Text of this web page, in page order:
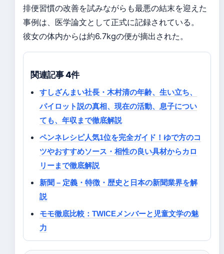
排便習慣の改善を試みながらも最悪の結末を迎えた
事例は、医学論文として正式に記録されている。
彼女の体内からは約6.7kgの便が摘出された。
関連記事 4件
すしざんまい社長・木村清の年齢、生い立ち、
パイロット説の真相、現在の活動、息子につい
ても、年収まで徹底解説
ペンネレシピ人気1位を完全ガイド！ゆで方のコ
ツやおすすめソース・相性の良い具材からカロ
リーまで徹底解説
新聞 – 定義・特徴・歴史と日本の新聞業界を解
説
モモ徹底比較：TWICEメンバーと児童文学の魅
力